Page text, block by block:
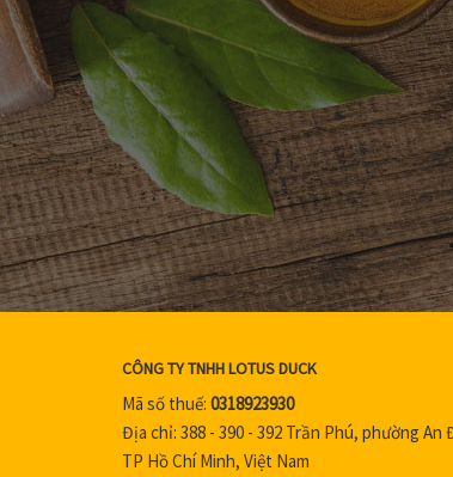
CÔNG TY TNHH LOTUS DUCK
Mã số thuế: 0318923930
Địa chỉ: 388 - 390 - 392 Trần Phú, phường An
TP Hồ Chí Minh, Việt Nam